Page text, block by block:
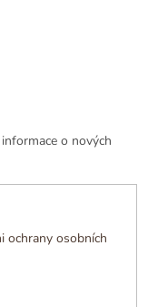
o nových
ochrany osobních